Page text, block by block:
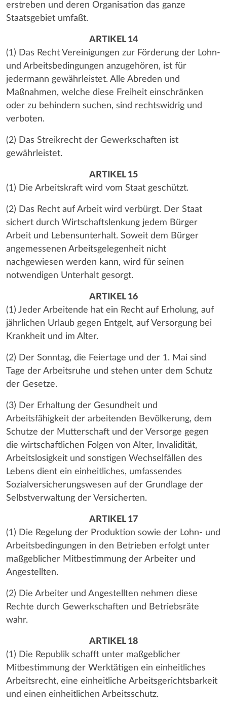
erstreben und deren Organisation das ganze
Staatsgebiet umfaßt.
ARTIKEL 14
(1) Das Recht Vereinigungen zur Förderung der Lohn-
und Arbeitsbedingungen anzugehören, ist für
jedermann gewährleistet. Alle Abreden und
Maßnahmen, welche diese Freiheit einschränken
oder zu behindern suchen, sind rechtswidrig und
verboten.
(2) Das Streikrecht der Gewerkschaften ist
gewährleistet.
ARTIKEL 15
(1) Die Arbeitskraft wird vom Staat geschützt.
(2) Das Recht auf Arbeit wird verbürgt. Der Staat
sichert durch Wirtschaftslenkung jedem Bürger
Arbeit und Lebensunterhalt. Soweit dem Bürger
angemessenen Arbeitsgelegenheit nicht
nachgewiesen werden kann, wird für seinen
notwendigen Unterhalt gesorgt.
ARTIKEL 16
(1) Jeder Arbeitende hat ein Recht auf Erholung, auf
jährlichen Urlaub gegen Entgelt, auf Versorgung bei
Krankheit und im Alter.
(2) Der Sonntag, die Feiertage und der 1. Mai sind
Tage der Arbeitsruhe und stehen unter dem Schutz
der Gesetze.
(3) Der Erhaltung der Gesundheit und
Arbeitsfähigkeit der arbeitenden Bevölkerung, dem
Schutze der Mutterschaft und der Versorge gegen
die wirtschaftlichen Folgen von Alter, Invalidität,
Arbeitslosigkeit und sonstigen Wechselfällen des
Lebens dient ein einheitliches, umfassendes
Sozialversicherungswesen auf der Grundlage der
Selbstverwaltung der Versicherten.
ARTIKEL 17
(1) Die Regelung der Produktion sowie der Lohn- und
Arbeitsbedingungen in den Betrieben erfolgt unter
maßgeblicher Mitbestimmung der Arbeiter und
Angestellten.
(2) Die Arbeiter und Angestellten nehmen diese
Rechte durch Gewerkschaften und Betriebsräte
wahr.
ARTIKEL 18
(1) Die Republik schafft unter maßgeblicher
Mitbestimmung der Werktätigen ein einheitliches
Arbeitsrecht, eine einheitliche Arbeitsgerichtsbarkeit
und einen einheitlichen Arbeitsschutz.